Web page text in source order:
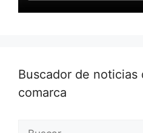
Buscador de noticias
comarca
Buscar: